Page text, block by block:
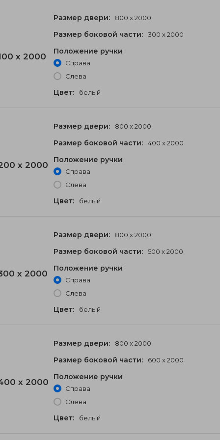
x 2000
Размер двери: 800 x 2000
Размер боковой части: 300 x 2000
Положение ручки
Справа
Слева
Цвет: белый
x 2000
Размер двери: 800 x 2000
Размер боковой части: 400 x 2000
Положение ручки
Справа
Слева
Цвет: белый
x 2000
Размер двери: 800 x 2000
Размер боковой части: 500 x 2000
Положение ручки
Справа
Слева
Цвет: белый
x 2000
Размер двери: 800 x 2000
Размер боковой части: 600 x 2000
Положение ручки
Справа
Слева
Цвет: белый